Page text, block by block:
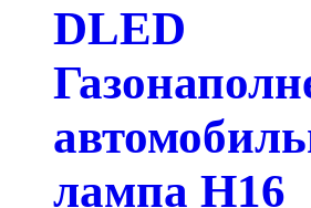
DLED
лампа H16